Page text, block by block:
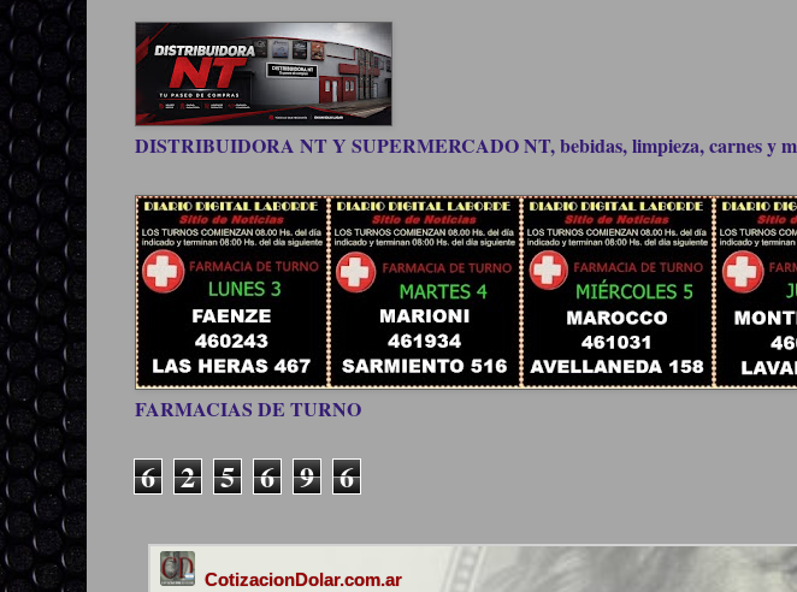
DISTRIBUIDORA NT Y SUPERMERCADO NT, bebidas, limpieza, carnes y
FARMACIAS DE TURNO
6 2 5 6 9 6